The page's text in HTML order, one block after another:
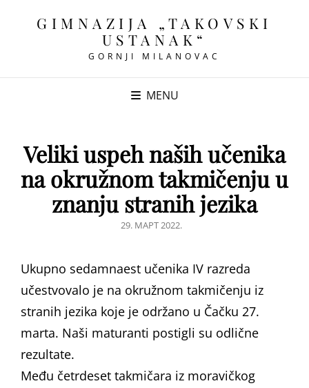
GIMNAZIJA „TAKOVSKI
USTANAK“
GORNJI MILANOVAC
MENU
Veliki uspeh naših učenika
na okružnom takmičenju u
znanju stranih jezika
POSTED
29. МАРТ 2022.
Ukupno sedamnaest učenika IV razreda
učestvovalo je na okružnom takmičenju iz
stranih jezika koje je održano u Čačku 27.
marta. Naši maturanti postigli su odlične
rezultate.
Među četrdeset takmičara iz moravičkog